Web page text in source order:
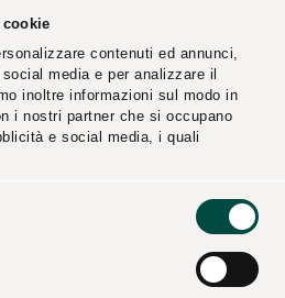
contenuti ed annunci,
media e per analizzare il
inoltre informazioni sul modo in
i nostri partner che si occupano
e social media, i quali